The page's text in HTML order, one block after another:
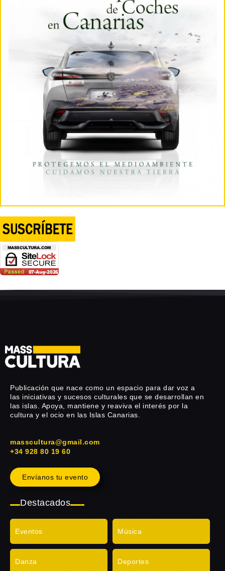
Publicación que nace como un espacio para dar voz a
las iniciativas y sucesos culturales que se desarrollan en
las islas. Apoya, mantiene y reaviva el interés por la
cultura y el ocio en las Islas Canarias.
masscultura@gmail.com
+34 928 80 19 60
Envíanos tu evento
Destacados
Eventos Música
Danza Deportes